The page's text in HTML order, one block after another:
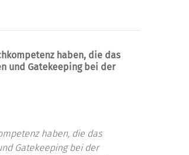
haben, die das
und Gatekeeping bei der
haben, die das
Gatekeeping bei der